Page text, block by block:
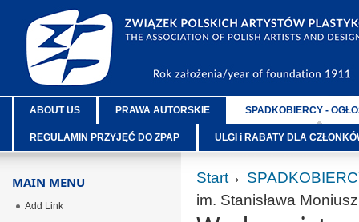
ABOUT US PRAWA AUTORSKIE SPADKOBIERCY -
REGULAMIN PRZYJĘĆ DO ZPAP ULGI i RABATY DLA
Start
im. Stanisława
MAIN MENU
Add Link